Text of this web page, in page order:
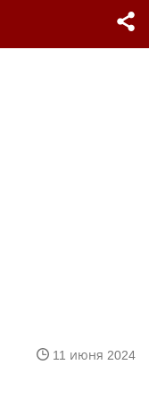
11 июня 2024